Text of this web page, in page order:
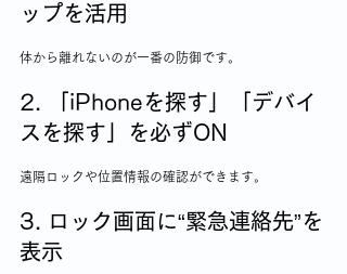
ップを活用
体から離れないのが一番の防御です。
2. 「iPhoneを探す」「デバイ
スを探す」を必ずON
遠隔ロックや位置情報の確認ができます。
3. ロック画面に“緊急連絡先”を
表示